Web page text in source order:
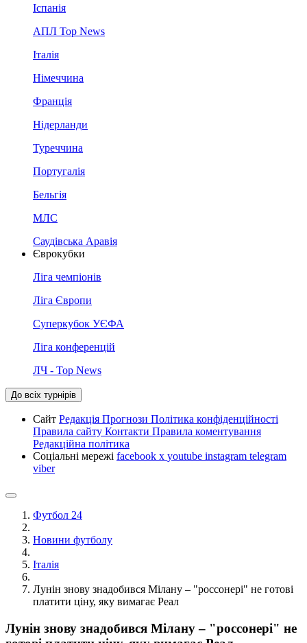
Іспанія
АПЛ Top News
Італія
Німеччина
Франція
Нідерланди
Туреччина
Португалія
Бельгія
МЛС
Саудівська Аравія
Єврокубки
Ліга чемпіонів
Ліга Європи
Суперкубок УЄФА
Ліга конференцій
ЛЧ - Top News
До всіх турнірів
Сайт Редакція Прогнози Політика конфіденційності
Правила сайту Контакти Правила коментування
Редакційна політика
Соціальні мережі facebook x youtube instagram telegram
viber
Футбол 24
Новини футболу
Італія
Лунін знову знадобився Мілану – "россонері" не готові
платити ціну, яку вимагає Реал
Лунін знову знадобився Мілану – "россонері" не